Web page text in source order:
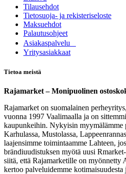
Tilausehdot
Tietosuoja- ja rekisteriseloste
Maksuehdot
Palautusohjeet
Asia​k​aspalvelu
​Yritysasiakkaat
Tietoa meistä
Rajamarket – Monipuolinen
Rajamarket on suomalainen
vuonna 1997 Vaalimaalla ja on
kaupunkeihin. Nykyisin myymälämme
Karhulassa, Mustolassa,
laajensimme toimintaamme Lahteen,
brändiuudistuksen myötä uusi
siitä, että Rajamarketille on myönnetty
kertoo palveluidemme kotimaisuudesta